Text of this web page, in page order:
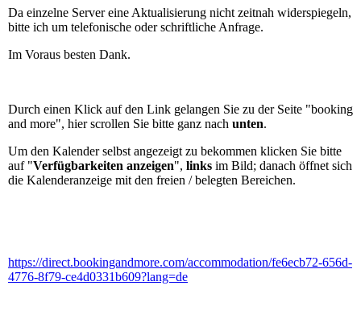
Da einzelne Server eine Aktualisierung nicht zeitnah widerspiegeln,
bitte ich um telefonische oder schriftliche Anfrage.
Im Voraus besten Dank.
Durch einen Klick auf den Link gelangen Sie zu der Seite "booking
and more", hier scrollen Sie bitte ganz nach unten.
Um den Kalender selbst angezeigt zu bekommen klicken Sie bitte
auf "Verfügbarkeiten anzeigen", links im Bild; danach öffnet sich
die Kalenderanzeige mit den freien / belegten Bereichen.
https://direct.bookingandmore.com/accommodation/fe6ecb72-656d-
4776-8f79-ce4d0331b609?lang=de